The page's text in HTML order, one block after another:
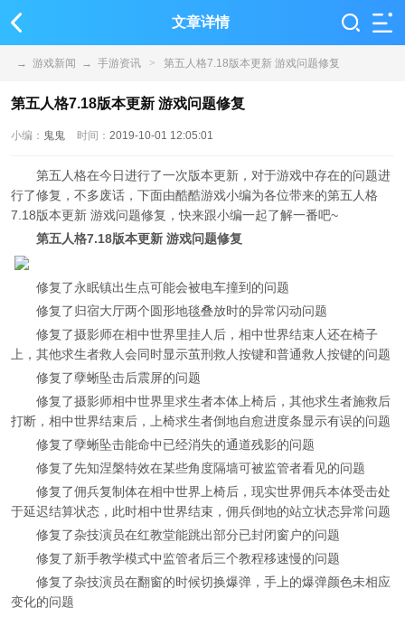
文章详情
→ 游戏新闻 → 手游资讯 > 第五人格7.18版本更新 游戏问题修复
第五人格7.18版本更新 游戏问题修复
小编： 鬼鬼 时间： 2019-10-01 12:05:01
第五人格在今日进行了一次版本更新，对于游戏中存在的问题进
行了修复，不多废话，下面由酷酷游戏小编为各位带来的第五人格
7.18版本更新 游戏问题修复，快来跟小编一起了解一番吧~
第五人格7.18版本更新 游戏问题修复
修复了永眠镇出生点可能会被电车撞到的问题
修复了归宿大厅两个圆形地毯叠放时的异常闪动问题
修复了摄影师在相中世界里挂人后，相中世界结束人还在椅子
上，其他求生者救人会同时显示茧刑救人按键和普通救人按键的问题
修复了孽蜥坠击后震屏的问题
修复了摄影师相中世界里求生者本体上椅后，其他求生者施救后
打断，相中世界结束后，上椅求生者倒地自愈进度条显示有误的问题
修复了孽蜥坠击能命中已经消失的通道残影的问题
修复了先知涅槃特效在某些角度隔墙可被监管者看见的问题
修复了佣兵复制体在相中世界上椅后，现实世界佣兵本体受击处
于延迟结算状态，此时相中世界结束，佣兵倒地的站立状态异常问题
修复了杂技演员在红教堂能跳出部分已封闭窗户的问题
修复了新手教学模式中监管者后三个教程移速慢的问题
修复了杂技演员在翻窗的时候切换爆弹，手上的爆弹颜色未相应
变化的问题